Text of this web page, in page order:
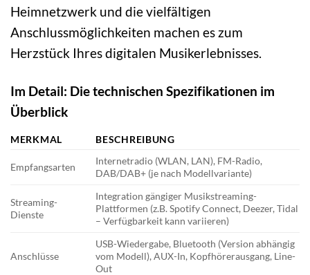
Heimnetzwerk und die vielfältigen
Anschlussmöglichkeiten machen es zum
Herzstück Ihres digitalen Musikerlebnisses.
Im Detail: Die technischen Spezifikationen im
Überblick
MERKMAL BESCHREIBUNG
Empfangsarten
Internetradio (WLAN, LAN), FM-Radio,
DAB/DAB+ (je nach Modellvariante)
Streaming-
Dienste
Integration gängiger Musikstreaming-
Plattformen (z.B. Spotify Connect, Deezer, Tidal
– Verfügbarkeit kann variieren)
Anschlüsse
USB-Wiedergabe, Bluetooth (Version abhängig
vom Modell), AUX-In, Kopfhörerausgang, Line-
Out